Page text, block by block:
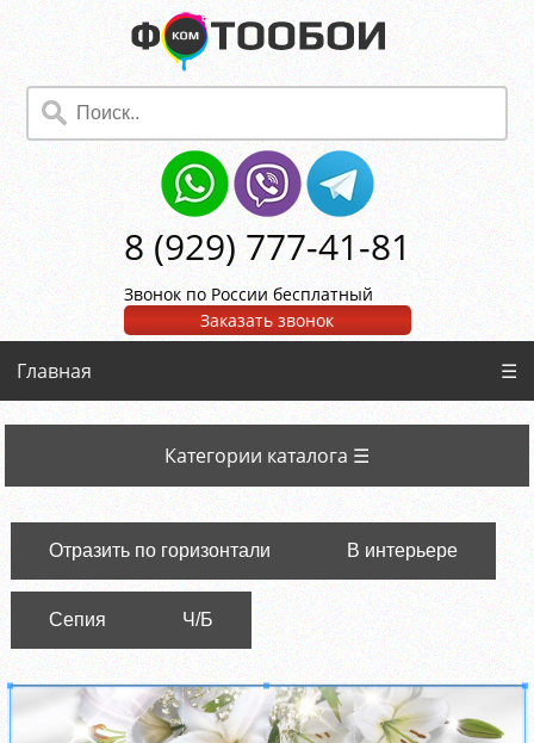
8 (929) 777-41-81
Звонок по России бесплатный
Заказать звонок
Главная ☰
Категории каталога ☰
Отразить по горизонтали В интерьере
Сепия Ч/Б